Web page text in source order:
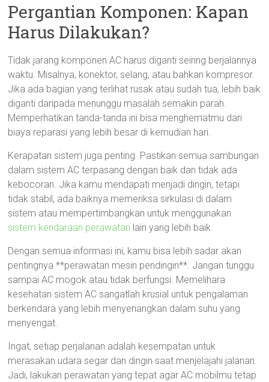
Pergantian Komponen: Kapan
Harus Dilakukan?
Tidak jarang komponen AC harus diganti seiring berjalannya
waktu. Misalnya, konektor, selang, atau bahkan kompresor.
Jika ada bagian yang terlihat rusak atau sudah tua, lebih baik
diganti daripada menunggu masalah semakin parah.
Memperhatikan tanda-tanda ini bisa menghematmu dari
biaya reparasi yang lebih besar di kemudian hari.
Kerapatan sistem juga penting. Pastikan semua sambungan
dalam sistem AC terpasang dengan baik dan tidak ada
kebocoran. Jika kamu mendapati menjadi dingin, tetapi
tidak stabil, ada baiknya memeriksa sirkulasi di dalam
sistem atau mempertimbangkan untuk menggunakan
sistem kendaraan perawatan lain yang lebih baik.
Dengan semua informasi ini, kamu bisa lebih sadar akan
pentingnya **perawatan mesin pendingin**. Jangan tunggu
sampai AC mogok atau tidak berfungsi. Memelihara
kesehatan sistem AC sangatlah krusial untuk pengalaman
berkendara yang lebih menyenangkan dalam suhu yang
menyengat.
Ingat, setiap perjalanan adalah kesempatan untuk
merasakan udara segar dan dingin saat menjelajahi jalanan.
Jadi, lakukan perawatan yang tepat agar AC mobilmu tetap